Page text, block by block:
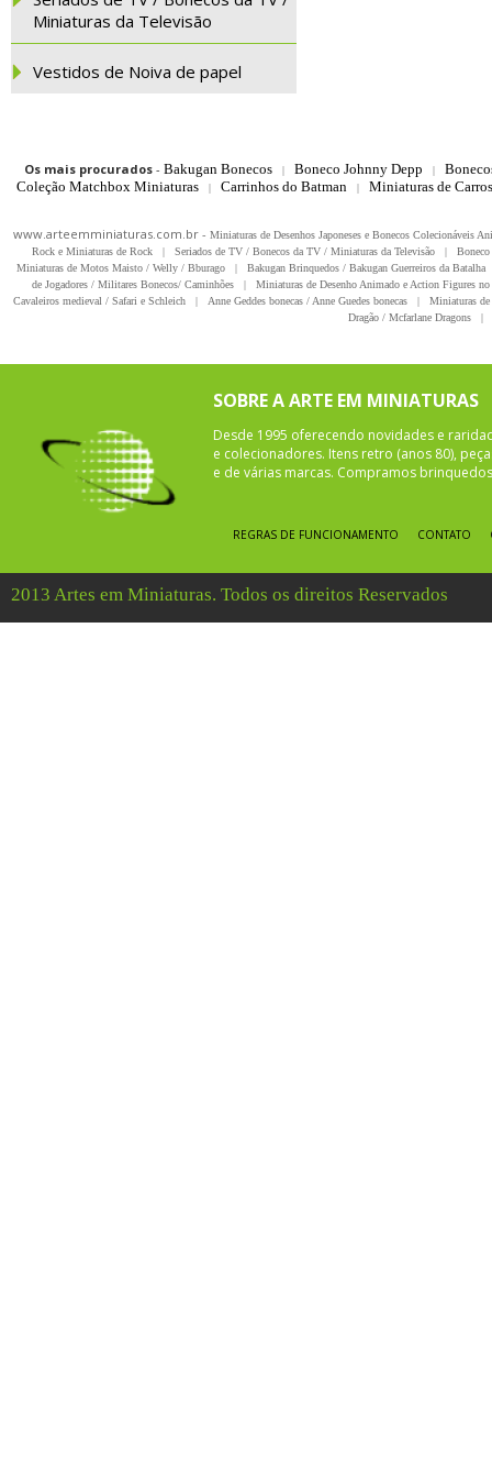
Miniaturas da Televisão
Vestidos de Noiva de papel
Os mais procurados- Bakugan Bonecos | Boneco Johnny Depp |
Coleção Matchbox Miniaturas
| Carrinhos do Batman | Miniaturas de
www.arteemminiaturas.com.br - Miniaturas de Desenhos Japoneses e Bonecos Colecionáveis
Rock e Miniaturas de Rock
| Seriados de TV / Bonecos da TV / Miniaturas da Televisão |
Miniaturas de Motos Maisto / Welly / Bburago
| Bakugan Brinquedos / Bakugan Guerreiros da Batalha
de Jogadores / Militares Bonecos/ Caminhões
|
Miniaturas de Desenho Animado e Action Figures
Cavaleiros medieval / Safari e Schleich
| Anne Geddes bonecas / Anne Guedes bonecas |
Miniaturas
Dragão / Mcfarlane Dragons
|
SOBRE A ARTE EM MINIATURAS
Desde 1995 oferecendo novidades e
e colecionadores. Itens retro (anos 80),
e de várias marcas. Compramos
REGRAS DE FUNCIONAMENTO CONTATO
2013 Artes em Miniaturas. Todos os direitos Reservados